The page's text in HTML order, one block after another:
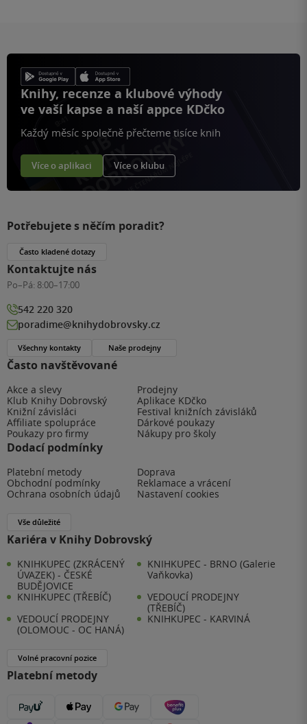
Knihy, recenze a klubové výhody
ve vaší kapse a naší appce KDčko
Každý měsíc společně přečteme tisíce knih
Více o aplikaci Více o klubu
Často navštěvované
Akce a slevy
Prodejny
Klub Knihy Dobrovský
Aplikace KDčko
Knižní závisláci
Festival knižních závisláků
Affiliate spolupráce
Dárkové poukazy
Poukazy pro firmy
Nákupy pro školy
Dodací podmínky
Platební metody
Doprava
Obchodní podmínky
Reklamace a vrácení
Ochrana osobních údajů
Nastavení cookies
Vše důležité
Kariéra v Knihy Dobrovský
KNIHKUPEC (ZKRÁCENÝ
ÚVAZEK) - ČESKÉ
BUDĚJOVICE
KNIHKUPEC - BRNO (Galerie
Vaňkovka)
KNIHKUPEC (TŘEBÍČ)
VEDOUCÍ PRODEJNY
(TŘEBÍČ)
VEDOUCÍ PRODEJNY
(OLOMOUC - OC HANÁ)
KNIHKUPEC - KARVINÁ
Volné pracovní pozice
Platební metody
Potřebujete s něčím poradit?
Často kladené dotazy
Kontaktujte nás
Po–Pá: 8:00–17:00
542 220 320
poradime@knihydobrovsky.cz
Všechny kontakty Naše prodejny